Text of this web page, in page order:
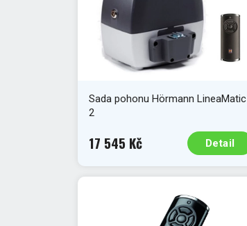
Sada pohonu Hörmann LineaMatic
2
17 545 Kč Detail